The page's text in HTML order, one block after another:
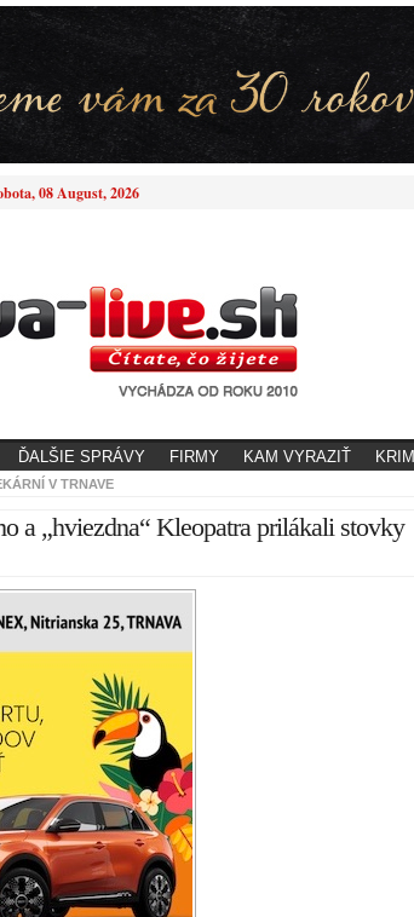
08 August, 2026
ĎALŠIE SPRÁVY FIRMY KAM VYRAZIŤ KRIMI
V TRNAVE
a „hviezdna“ Kleopatra prilákali stovky